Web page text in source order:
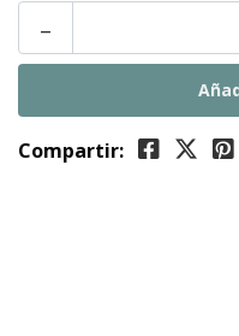
-
Compartir: